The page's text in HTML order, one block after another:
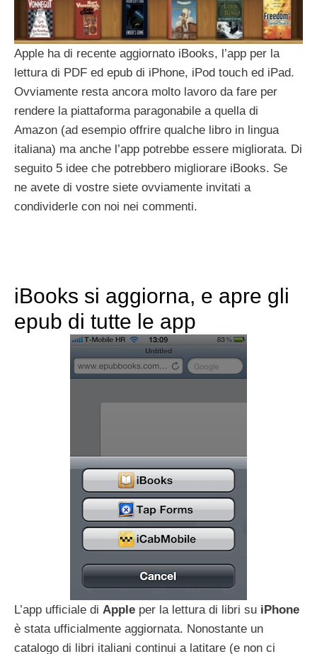
Apple ha di recente aggiornato iBooks, l’app per la
lettura di PDF ed epub di iPhone, iPod touch ed iPad.
Ovviamente resta ancora molto lavoro da fare per
rendere la piattaforma paragonabile a quella di
Amazon (ad esempio offrire qualche libro in lingua
italiana) ma anche l’app potrebbe essere migliorata. Di
seguito 5 idee che potrebbero migliorare iBooks. Se
ne avete di vostre siete ovviamente invitati a
condividerle con noi nei commenti.
iBooks si aggiorna, e apre gli
epub di tutte le app
L’app ufficiale di Apple per la lettura di libri su iPhone
è stata ufficialmente aggiornata. Nonostante un
catalogo di libri italiani continui a latitare (e non ci